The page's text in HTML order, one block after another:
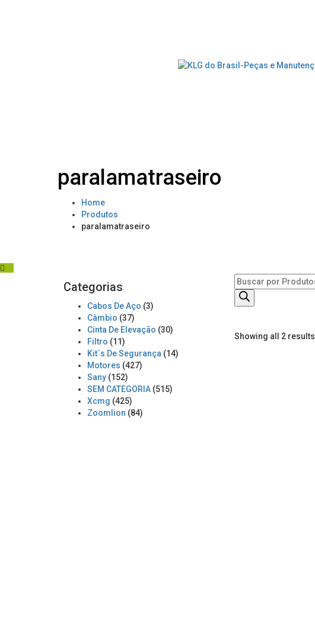
paralamatraseiro
Home
Produtos
paralamatraseiro
Categorias
Cabos De Aço (3)
Câmbio (37)
Cinta De Elevação (30)
Filtro (11)
Kit´s De Segurança (14)
Motores (427)
Sany (152)
SEM CATEGORIA (515)
Xcmg (425)
Zoomlion (84)
Products
search
Showing all 2 results